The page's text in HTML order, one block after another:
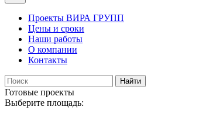
Проекты ВИРА ГРУПП
Цены и сроки
Наши работы
О компании
Контакты
Готовые проекты
Выберите площадь: